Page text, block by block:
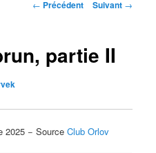
Navigation
← Précédent Suivant →
partie II
2025 − SourceClub Orlov